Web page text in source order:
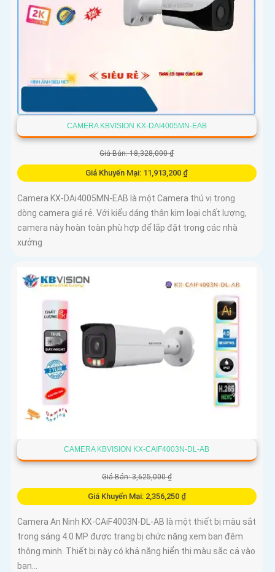
CAMERA KBVISION KX-DAI4005MN-EAB
Giá Bán: 18,328,000 ₫
Giá Khuyến Mại: 11,913,200 ₫
Camera KX-DAi4005MN-EAB là một Camera thú vị trong
dòng camera giá rẻ. Với kiểu dáng thân kim loại chất lượng,
camera này hoàn toàn phù hợp để lắp đặt trong các nhà
xưởng
CAMERA KBVISION KX-CAIF4003N-DL-AB
Giá Bán: 3,625,000 ₫
Giá Khuyến Mại: 2,356,250 ₫
Camera An Ninh KX-CAiF4003N-DL-AB là một thiết bị màu sắt
trong sáng 4.0 MP được trang bị chức năng xem ban đêm
thông minh. Thiết bị này có khả năng hiển thị màu sắc cả vào
ban...